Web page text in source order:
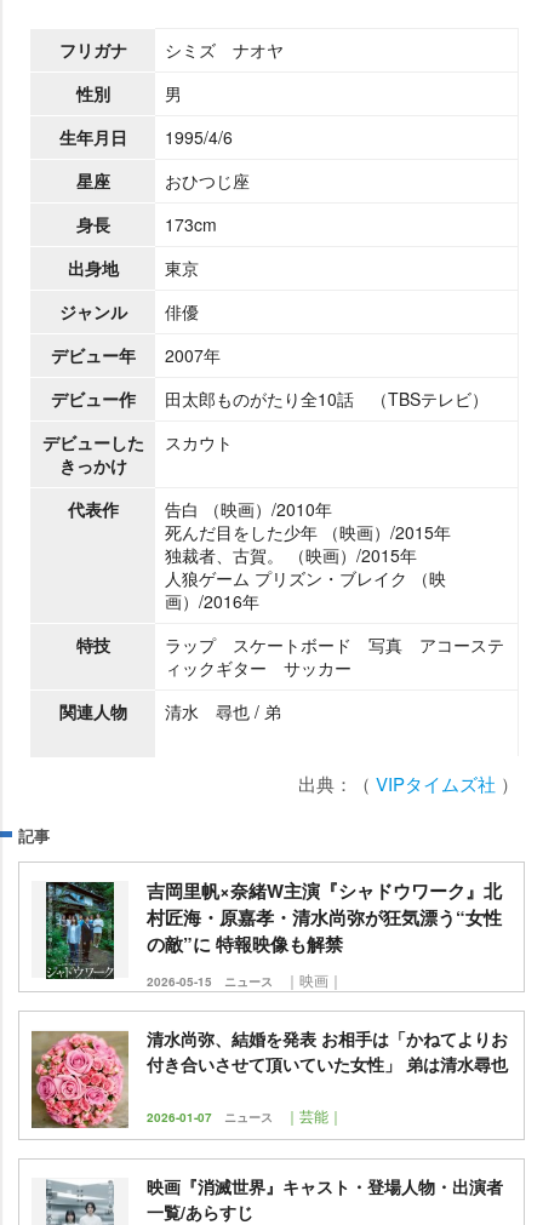
フリガナ
シミズ ナオヤ
性別
男
生年月日
1995/4/6
星座
おひつじ座
身長
173cm
出身地
東京
ジャンル
俳優
デビュー年
2007年
デビュー作
田太郎ものがたり全10話 （TBSテレビ）
デビューした
きっかけ
スカウト
代表作
告白 （映画）/2010年
死んだ目をした少年 （映画）/2015年
独裁者、古賀。 （映画）/2015年
人狼ゲーム プリズン・ブレイク （映
画）/2016年
特技
ラップ スケートボード 写真 アコーステ
ィックギター サッカー
関連人物
清水 尋也 / 弟
出典：（ VIPタイムズ社 ）
記事
吉岡里帆×奈緒W主演『シャドウワーク』北
村匠海・原嘉孝・清水尚弥が狂気漂う“女性
の敵”に 特報映像も解禁
2026-05-15 ニュース ｜映画｜
清水尚弥、結婚を発表 お相手は「かねてよりお
付き合いさせて頂いていた女性」 弟は清水尋也
2026-01-07 ニュース ｜芸能｜
映画『消滅世界』キャスト・登場人物・出演者
一覧/あらすじ